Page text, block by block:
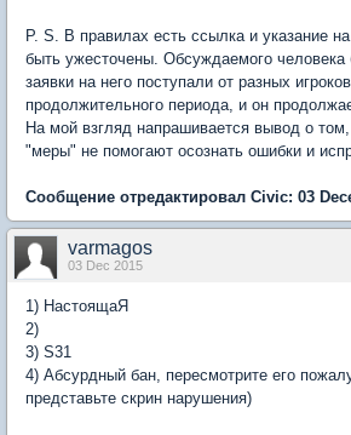
P. S. В правилах есть ссылка и указание
быть ужесточены. Обсуждаемого человека
заявки на него поступали от разных
продолжительного периода, и он
На мой взгляд напрашивается вывод о
"меры" не помогают осознать ошибки и
Сообщение отредактировал Civic: 03
varmagos
03 Dec 2015
1) НастоящаЯ
2)
3) S31
4) Абсурдный бан, пересмотрите его
представьте скрин нарушения)